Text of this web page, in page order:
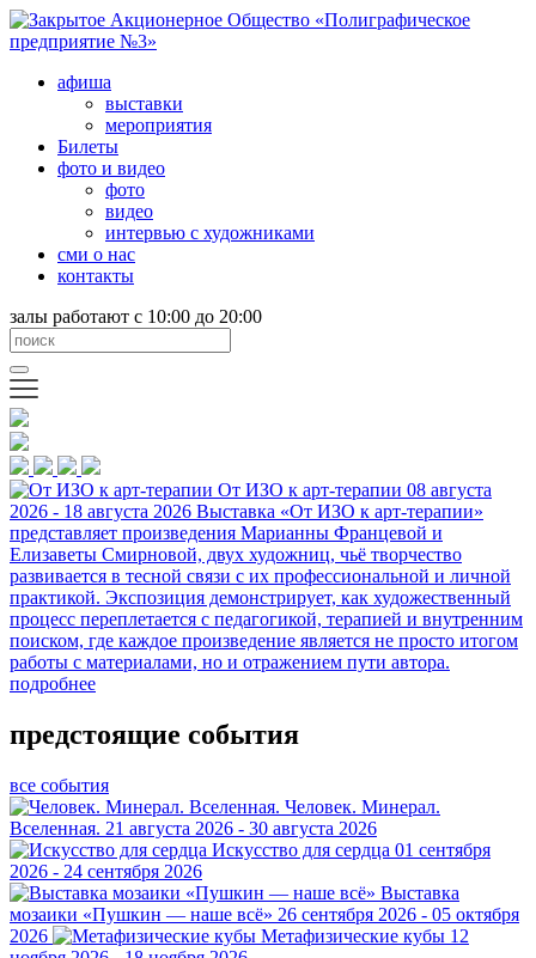
афиша
выставки
мероприятия
Билеты
фото и видео
фото
видео
интервью с художниками
сми о нас
контакты
залы работают с 10:00 до 20:00
От ИЗО к арт-терапии 08 августа
2026 - 18 августа 2026 Выставка «От ИЗО к арт-терапии»
представляет произведения Марианны Францевой и
Елизаветы Смирновой, двух художниц, чьё творчество
развивается в тесной связи с их профессиональной и личной
практикой. Экспозиция демонстрирует, как художественный
процесс переплетается с педагогикой, терапией и внутренним
поиском, где каждое произведение является не просто итогом
работы с материалами, но и отражением пути автора.
подробнее
предстоящие события
все события
Человек. Минерал.
Вселенная. 21 августа 2026 - 30 августа 2026
Искусство для сердца 01 сентября
2026 - 24 сентября 2026
Выставка
мозаики «Пушкин — наше всё» 26 сентября 2026 - 05 октября
2026
Метафизические кубы 12